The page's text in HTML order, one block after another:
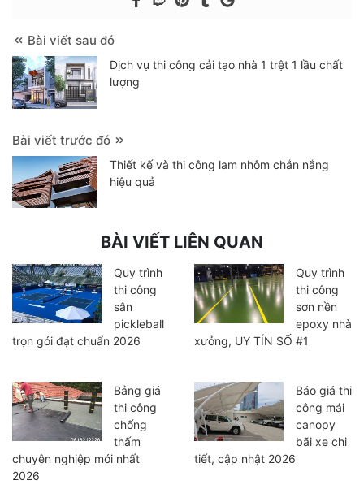
Bài viết sau đó
Dịch vụ thi công cải tạo nhà 1 trệt 1 lầu chất
lượng
Bài viết trước đó
Thiết kế và thi công lam nhôm chắn nắng
hiệu quả
BÀI VIẾT LIÊN QUAN
Quy trình
thi công
sân
pickleball
trọn gói đạt chuẩn 2026
Quy trình
thi công
sơn nền
epoxy nhà
xưởng, UY TÍN SỐ #1
Bảng giá
thi công
chống
thấm
chuyên nghiệp mới nhất
2026
Báo giá thi
công mái
canopy
bãi xe chi
tiết, cập nhật 2026